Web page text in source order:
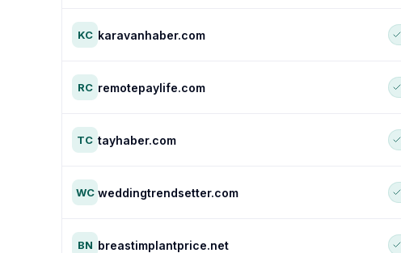
KC karavanhaber.com
RC remotepaylife.com
TC tayhaber.com
WC weddingtrendsetter.com
BN breastimplantprice.net